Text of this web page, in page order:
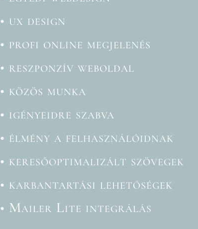
• ux design
• profi online megjelenés
• reszponzív weboldal
• közös munka
• igényeidre szabva
• élmény a felhasználóidnak
• keresőoptimalizált szövegek
• karbantartási lehetőségek
• Mailer Lite integrálás